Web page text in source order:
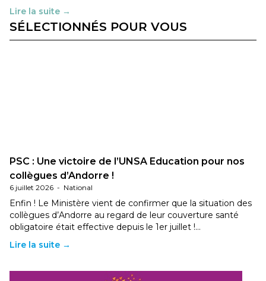
Lire la suite →
SÉLECTIONNÉS POUR VOUS
PSC : Une victoire de l’UNSA Education pour nos
collègues d’Andorre !
6 juillet 2026 - National
Enfin ! Le Ministère vient de confirmer que la situation des
collègues d’Andorre au regard de leur couverture santé
obligatoire était effective depuis le 1er juillet !…
Lire la suite →